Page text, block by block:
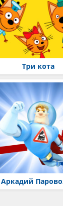
Три кота
Аркадий